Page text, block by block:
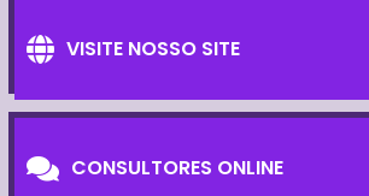
VISITE NOSSO SITE
CONSULTORES ONLINE